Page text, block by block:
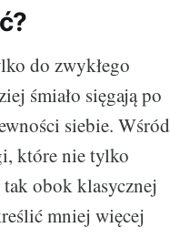
do zwykłego
śmiało sięgają po
siebie. Wśród
które nie tylko
obok klasycznej
mniej więcej